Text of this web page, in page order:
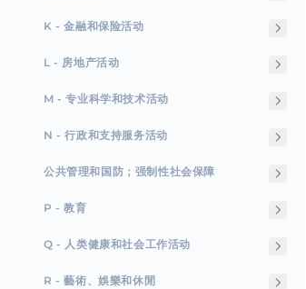
K - 金融和保险活动
L - 房地产活动
M - 专业科学和技术活动
N - 行政和支持服务活动
公共管理和国防；强制性社会保障
P - 教育
Q - 人类健康和社会工作活动
R - 藝術、娛樂和休閒